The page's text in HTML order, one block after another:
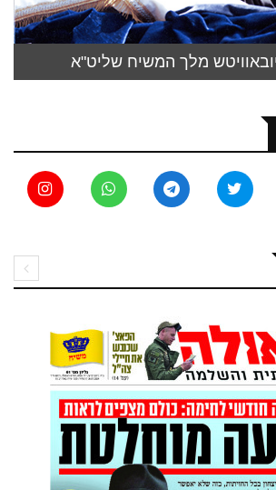
מלך המשיח שליט"א